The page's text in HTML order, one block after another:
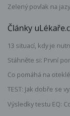
Zelený povlak na
Články
13 situací, kdy je
Stáhněte si: První
Co pomáhá na
TEST: Jak dobře se
Výsledky testu EQ: